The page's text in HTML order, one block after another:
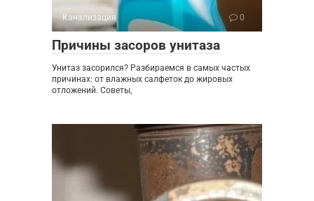
Канализация 0
Причины засоров унитаза
Унитаз засорился? Разбираемся в самых частых
причинах: от влажных салфеток до жировых
отложений. Советы,